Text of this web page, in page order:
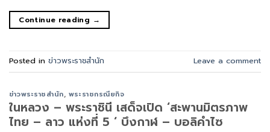
Continue reading →
Posted in ข่าวพระราชสำนัก Leave a comment
ข่าวพระราชสำนัก, พระราชกรณียกิจ
ในหลวง – พระราชินี เสด็จเปิด ‘สะพานมิตรภาพ
ไทย – ลาว แห่งที่ 5 ‘ บึงกาฬ – บอลิคำไซ